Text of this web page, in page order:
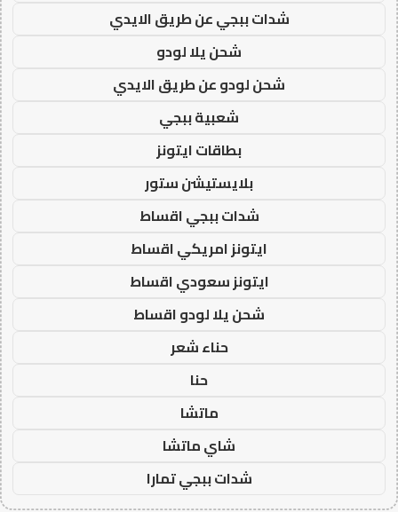
شدات ببجي عن طريق الايدي
شحن يلا لودو
شحن لودو عن طريق الايدي
شعبية ببجي
بطاقات ايتونز
بلايستيشن ستور
شدات ببجي اقساط
ايتونز امريكي اقساط
ايتونز سعودي اقساط
شحن يلا لودو اقساط
حناء شعر
حنا
ماتشا
شاي ماتشا
شدات ببجي تمارا